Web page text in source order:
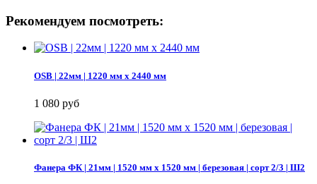
Рекомендуем посмотреть:
OSB | 22мм | 1220 мм х 2440 мм
1 080 руб
Фанера ФК | 21мм | 1520 мм х 1520 мм | березовая | сорт 2/3 | Ш2